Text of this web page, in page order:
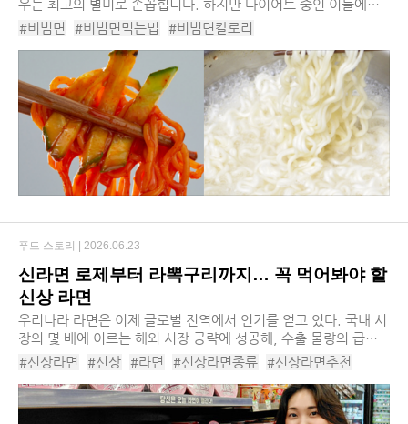
우는 최고의 별미로 손꼽힙니다. 하지만 다이어트 중인 이들에게
정제 탄수화물 유탕면과 당류가 가득한 비빔 소스는 체중 감량의
#비빔면 #비빔면먹는법
#비빔면칼로리
#비빔면살안찌게먹는법 #비빔면종류 #비빔면레시피
#비빔면소스 #건면비빔면 #비빔면제품 #비빔면토핑
#비빔면혈당 #비빔면액상과당
신라면 로제부터 라뽁구리까지… 꼭 먹어봐야 할
신상 라면
​우리나라 라면은 이제 글로벌 전역에서 인기를 얻고 있다. 국내 시
장의 몇 배에 이르는 해외 시장 공략에 성공해, 수출 물량의 급증
으로 인해 업계 전체가 호황이다. 작년 라면 수출액은 사상 최초로
#신상라면 #신상 #라면 #신상라면종류 #신상라면추천
#라면신상 #라면추천 #농심신라면로제 #하림치킨왕라면
#오뚜기로열라면 #농신순라면 #농심라뽁구리큰사발면
푸드 스토리 | 2026.06.23